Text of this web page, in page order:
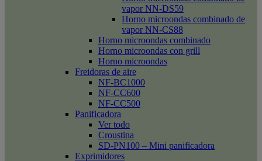
vapor NN-DS59
Horno microondas combinado de
vapor NN-CS88
Horno microondas combinado
Horno microondas con grill
Horno microondas
Freidoras de aire
NF-BC1000
NF-CC600
NF-CC500
Panificadora
Ver todo
Croustina
SD-PN100 – Mini panificadora
Exprimidores